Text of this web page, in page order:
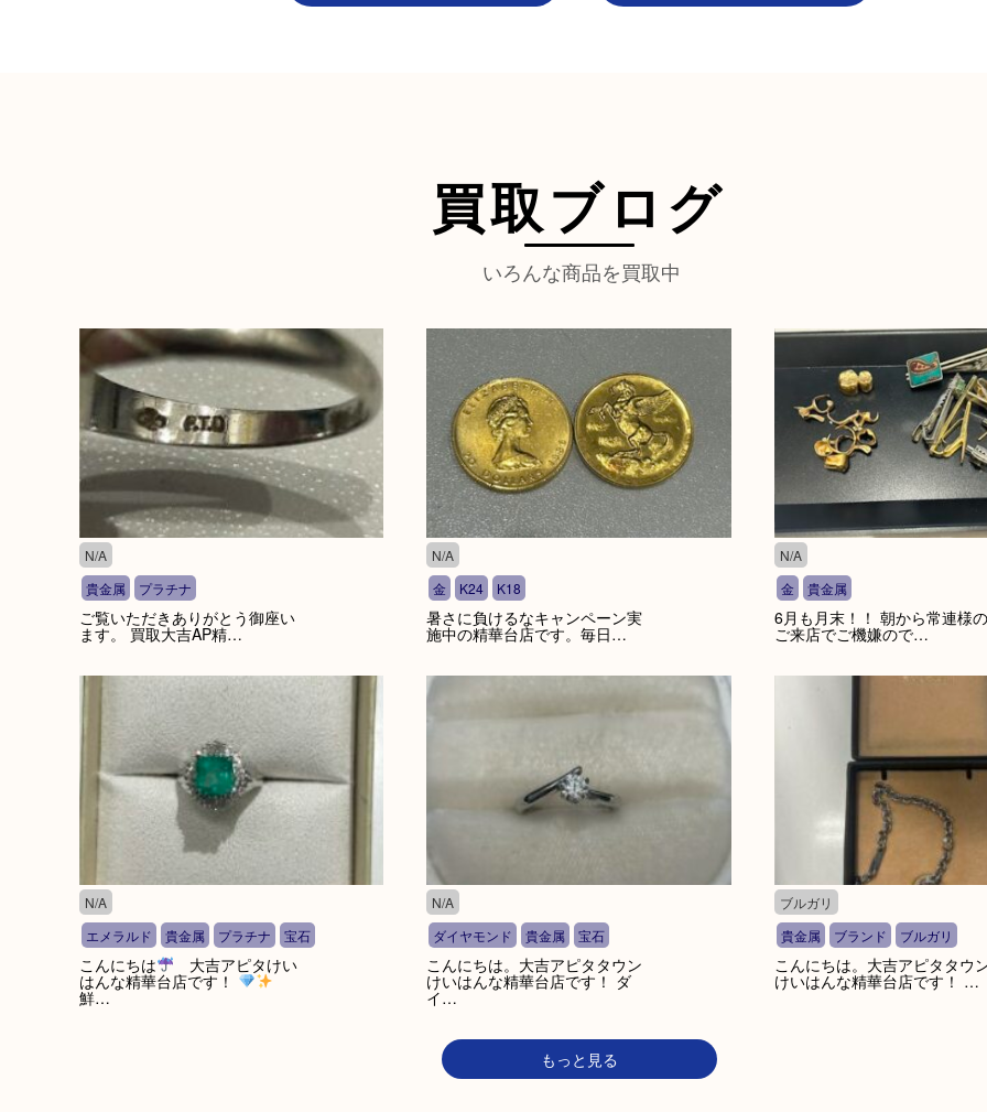
買取ブログ
いろんな商品を買取中
N/A
貴金属
プラチナ
ご覧いただきありがとう御座い
ます。 買取大吉AP精…
N/A
金
K24 K18
暑さに負けるなキャンペーン実
施中の精華台店です。毎日…
N/A
金
貴金属
6月も月末！！ 朝から常連様の
ご来店でご機嫌ので…
N/A
エメラルド
貴金属 プラチナ 宝石
こんにちは 大吉アピタけい
はんな精華台店です！
鮮…
N/A
ダイヤモンド
貴金属 宝石
こんにちは。大吉アピタタウン
けいはんな精華台店です！ ダ
イ…
ブルガリ
貴金属
ブランド ブルガリ
こんにちは。大吉アピタタウ
けいはんな精華台店です！ …
もっと見る